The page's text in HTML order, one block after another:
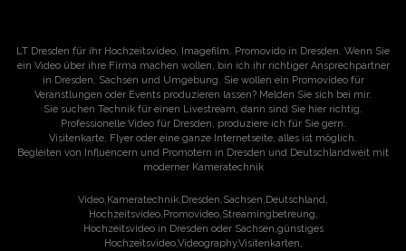
LT Dresden für ihr Hochzeitsvideo, Imagefilm, Promovido in Dresden. Wenn Sie
ein Video über ihre Firma machen wollen, bin ich ihr richtiger Ansprechpartner
in Dresden, Sachsen und Umgebung. Sie wollen ein Promovideo für
Veranstlungen oder Events produzieren lassen? Melden Sie sich bei mir.
Sie suchen Technik für einen Livestream, dann sind Sie hier richtig.
Professionelle Video für Dresden, produziere ich für Sie gern.
Visitenkarte, Flyer oder eine ganze Internetseite, alles ist möglich.
Begleiten von Influencern und Promotern in Dresden und Deutschlandweit mit
moderner Kameratechnik
Video,Kameratechnik,Dresden,Sachsen,Deutschland,
Hochzeitsvideo,Promovideo,Streamingbetreung,
Hochzeitsvideo in Dresden oder Sachsen,günstiges
Hochzeitsvideo,Videography,Visitenkarten,